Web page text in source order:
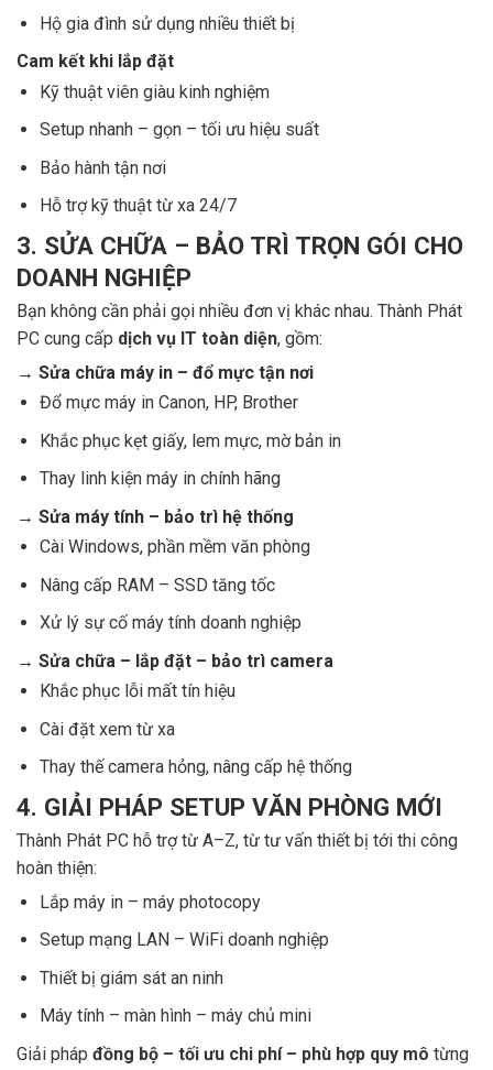
Hộ gia đình sử dụng nhiều thiết bị
Cam kết khi lắp đặt
Kỹ thuật viên giàu kinh nghiệm
Setup nhanh – gọn – tối ưu hiệu suất
Bảo hành tận nơi
Hỗ trợ kỹ thuật từ xa 24/7
3. SỬA CHỮA – BẢO TRÌ TRỌN GÓI CHO
DOANH NGHIỆP
Bạn không cần phải gọi nhiều đơn vị khác nhau. Thành Phát
PC cung cấp dịch vụ IT toàn diện, gồm:
→ Sửa chữa máy in – đổ mực tận nơi
Đổ mực máy in Canon, HP, Brother
Khắc phục kẹt giấy, lem mực, mờ bản in
Thay linh kiện máy in chính hãng
→ Sửa máy tính – bảo trì hệ thống
Cài Windows, phần mềm văn phòng
Nâng cấp RAM – SSD tăng tốc
Xử lý sự cố máy tính doanh nghiệp
→ Sửa chữa – lắp đặt – bảo trì camera
Khắc phục lỗi mất tín hiệu
Cài đặt xem từ xa
Thay thế camera hỏng, nâng cấp hệ thống
4. GIẢI PHÁP SETUP VĂN PHÒNG MỚI
Thành Phát PC hỗ trợ từ A–Z, từ tư vấn thiết bị tới thi công
hoàn thiện:
Lắp máy in – máy photocopy
Setup mạng LAN – WiFi doanh nghiệp
Thiết bị giám sát an ninh
Máy tính – màn hình – máy chủ mini
Giải pháp đồng bộ – tối ưu chi phí – phù hợp quy mô từng